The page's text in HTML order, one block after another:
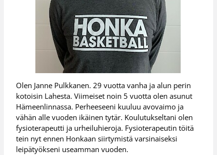
Olen Janne Pulkkanen. 29 vuotta vanha ja alun perin
kotoisin Lahesta. Viimeiset noin 5 vuotta olen asunut
Hämeenlinnassa. Perheeseeni kuuluu avovaimo ja
vähän alle vuoden ikäinen tytär. Koulutukseltani olen
fysioterapeutti ja urheiluhieroja. Fysioterapeutin töitä
tein nyt ennen Honkaan siirtymistä varsinaiseksi
leipätyökseni useamman vuoden.